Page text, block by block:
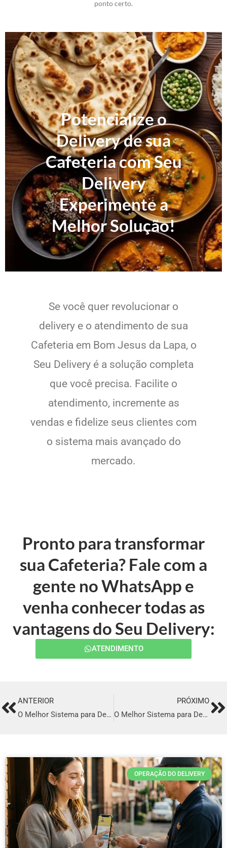
ponto certo.
Potencialize o
Delivery de sua
Cafeteria com Seu
Delivery
Experimente a
Melhor Solução!
Se você quer revolucionar o
delivery e o atendimento de sua
Cafeteria em Bom Jesus da Lapa, o
Seu Delivery é a solução completa
que você precisa. Facilite o
atendimento, incremente as
vendas e fidelize seus clientes com
o sistema mais avançado do
mercado.
Pronto para transformar
sua Cafeteria? Fale com a
gente no WhatsApp e
venha conhecer todas as
vantagens do Seu Delivery:
ATENDIMENTO
PrevANTERIOR
O Melhor Sistema para Delivery em Escada
PRÓXIMO
O Melhor Sistema para Delivery em Tupã
OPERAÇÃO DO DELIVERY